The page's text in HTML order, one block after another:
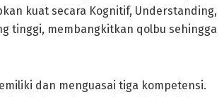
kuat secara Kognitif, Understanding,
tinggi, membangkitkan qolbu sehingga
dan menguasai tiga kompetensi.